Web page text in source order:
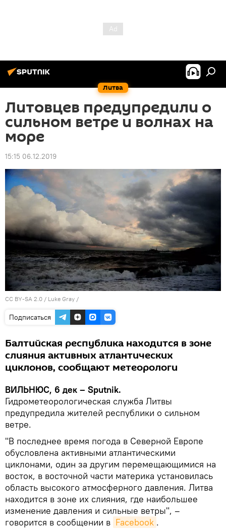
Литва
Литовцев предупредили о
сильном ветре и волнах на
море
15:15 06.12.2019
CC BY-SA 2.0 / Luke Gray /
Подписаться
Балтийская республика находится в зоне
слияния активных атлантических
циклонов, сообщают метеорологи
ВИЛЬНЮС, 6 дек – Sputnik.
Гидрометеорологическая служба Литвы
предупредила жителей республики о сильном
ветре.
"В последнее время погода в Северной Европе
обусловлена активными атлантическими
циклонами, один за другим перемещающимися на
восток, в восточной части материка установилась
область высокого атмосферного давления. Литва
находится в зоне их слияния, где наибольшее
изменение давления и сильные ветры", –
говорится в сообщении в Facebook .